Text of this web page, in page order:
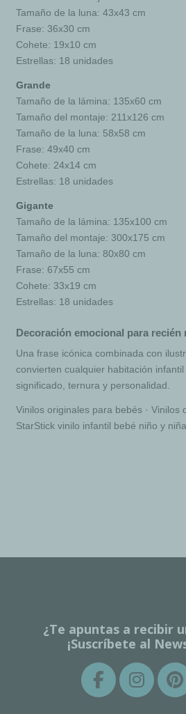
Tamaño de la luna: 43x43 cm
Frase: 36x30 cm
Cohete: 19x10 cm
Estrellas: 18 unidades
Grande
Tamaño de la lámina: 135x60 cm
Tamaño del montaje: 211x126 cm
Tamaño de la luna: 58x58 cm
Frase: 49x40 cm
Cohete: 24x14 cm
Estrellas: 18 unidades
Gigante
Tamaño de la lámina: 135x100 cm
Tamaño del montaje: 300x175 cm
Tamaño de la luna: 80x80 cm
Frase: 67x55 cm
Cohete: 33x19 cm
Estrellas: 18 unidades
Decoración emocional para recién
Una frase icónica combinada con
convierten cualquier habitación
significado, ternura y personalidad.
Vinilos originales para bebés · Vinilos
StarStick vinilo infantil bebé niño y niña.
¿Te apuntas a recibir
¡Suscríbete al